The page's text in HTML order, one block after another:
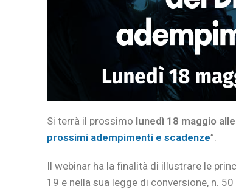
Si terrà il prossimo lunedì 18 maggio
prossimi adempimenti e scadenze”.
Il webinar ha la finalità di illustrare le
19 e nella sua legge di conversione, n.